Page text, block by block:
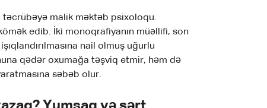
təcrübəyə malik məktəb psixoloqu.
edib. İki monoqrafiyanın müəllifi, son
nail olmuş uğurlu
qədər oxumağa təşviq etmir, həm də
səbəb olur.